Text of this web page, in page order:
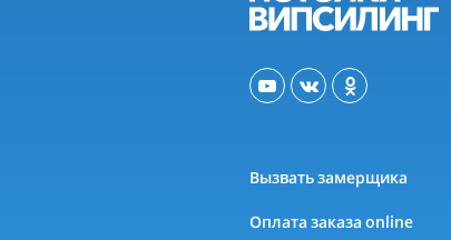
Вызвать замерщика
Оплата заказа online